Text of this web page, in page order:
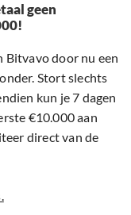
geen
Bitvavo door nu een
Stort slechts
kun je 7 dagen
€10.000 aan
direct van de